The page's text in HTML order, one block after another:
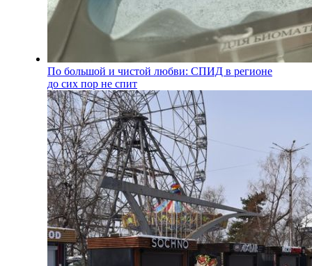
По большой и чистой любви: СПИД в регионе
до сих пор не спит